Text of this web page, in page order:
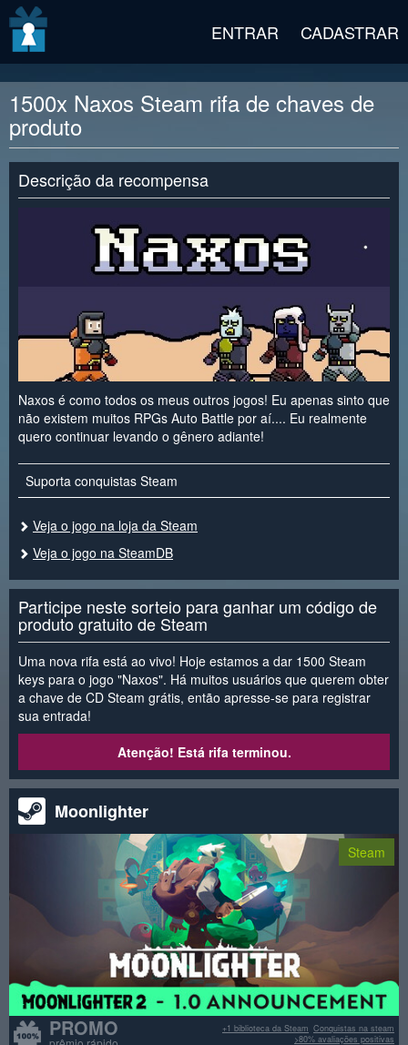
ENTRAR CADASTRAR
1500x Naxos Steam rifa de chaves de
produto
Descrição da recompensa
Naxos é como todos os meus outros jogos! Eu apenas sinto que
não existem muitos RPGs Auto Battle por aí.... Eu realmente
quero continuar levando o gênero adiante!
Suporta conquistas Steam
Veja o jogo na loja da Steam
Veja o jogo na SteamDB
Participe neste sorteio para ganhar um código de
produto gratuito de Steam
Uma nova rifa está ao vivo! Hoje estamos a dar 1500 Steam
keys para o jogo "Naxos". Há muitos usuários que querem obter
a chave de CD Steam grátis, então apresse-se para registrar
sua entrada!
Atenção! Está rifa terminou.
Moonlighter
Steam
PROMO Conquistas na steam
+1 biblioteca da Steam
>80% avaliações positivas